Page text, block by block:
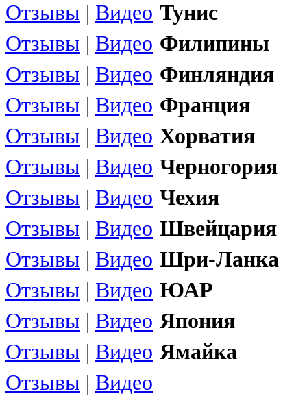
Отзывы | Видео Тунис
Отзывы | Видео Филипины
Отзывы | Видео Финляндия
Отзывы | Видео Франция
Отзывы | Видео Хорватия
Отзывы | Видео Черногория
Отзывы | Видео Чехия
Отзывы | Видео Швейцария
Отзывы | Видео Шри-Ланка
Отзывы | Видео ЮАР
Отзывы | Видео Япония
Отзывы | Видео Ямайка
Отзывы | Видео